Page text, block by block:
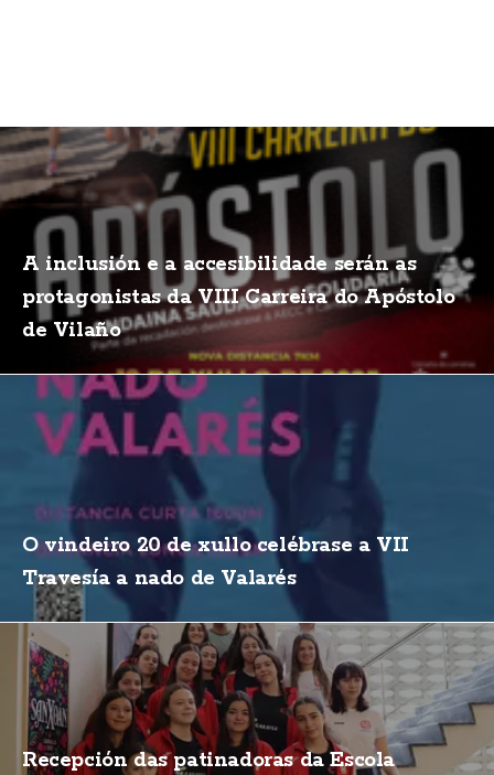
A inclusión e a accesibilidade serán as
protagonistas da VIII Carreira do Apóstolo
de Vilaño
O vindeiro 20 de xullo celébrase a VII
Travesía a nado de Valarés
Recepción das patinadoras da Escola